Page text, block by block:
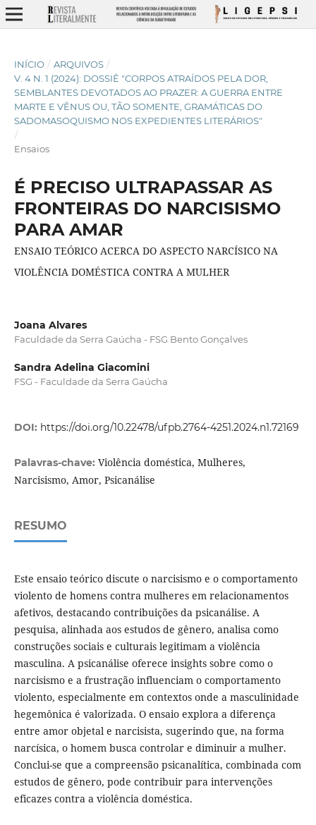
INÍCIO / ARQUIVOS /
V. 4 N. 1 (2024): DOSSIÊ "CORPOS ATRAÍDOS PELA DOR,
SEMBLANTES DEVOTADOS AO PRAZER: A GUERRA ENTRE
MARTE E VÊNUS OU, TÃO SOMENTE, GRAMÁTICAS DO
SADOMASOQUISMO NOS EXPEDIENTES LITERÁRIOS"
/
Ensaios
É PRECISO ULTRAPASSAR AS
FRONTEIRAS DO NARCISISMO
PARA AMAR
ENSAIO TEÓRICO ACERCA DO ASPECTO NARCÍSICO NA
VIOLÊNCIA DOMÉSTICA CONTRA A MULHER
Joana Alvares
Faculdade da Serra Gaúcha - FSG Bento Gonçalves
Sandra Adelina Giacomini
FSG - Faculdade da Serra Gaúcha
DOI: https://doi.org/10.22478/ufpb.2764-4251.2024.n1.72169
Palavras-chave: Violência doméstica, Mulheres,
Narcisismo, Amor, Psicanálise
RESUMO
Este ensaio teórico discute o narcisismo e o comportamento
violento de homens contra mulheres em relacionamentos
afetivos, destacando contribuições da psicanálise. A
pesquisa, alinhada aos estudos de gênero, analisa como
construções sociais e culturais legitimam a violência
masculina. A psicanálise oferece insights sobre como o
narcisismo e a frustração influenciam o comportamento
violento, especialmente em contextos onde a masculinidade
hegemônica é valorizada. O ensaio explora a diferença
entre amor objetal e narcisista, sugerindo que, na forma
narcísica, o homem busca controlar e diminuir a mulher.
Conclui-se que a compreensão psicanalítica, combinada com
estudos de gênero, pode contribuir para intervenções
eficazes contra a violência doméstica.